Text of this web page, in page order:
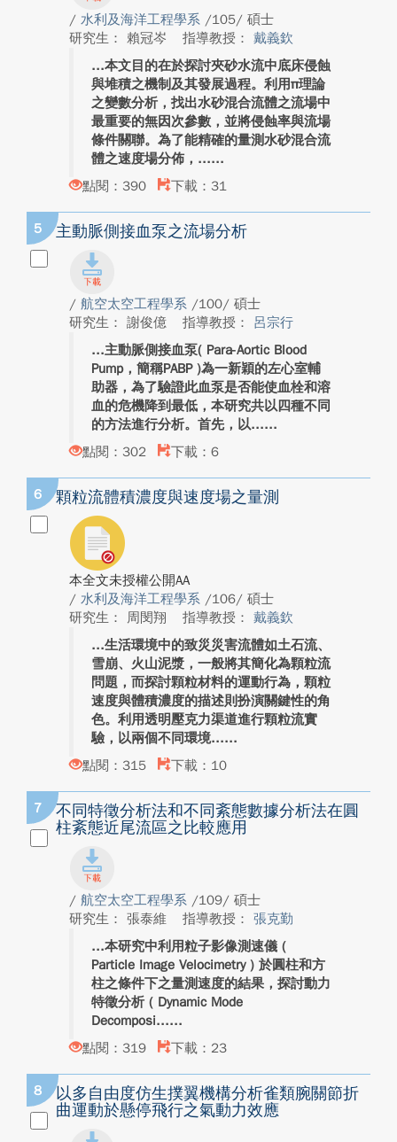
/ 水利及海洋工程學系 /105/ 碩士
研究生： 賴冠岑
指導教授： 戴義欽
本文目的在於探討夾砂水流中底床侵蝕
與堆積之機制及其發展過程。利用π理論
之變數分析，找出水砂混合流體之流場中
最重要的無因次參數，並將侵蝕率與流場
條件關聯。為了能精確的量測水砂混合流
體之速度場分佈，...
點閱：390
下載：31
5 主動脈側接血泵之流場分析
/ 航空太空工程學系 /100/ 碩士
研究生： 謝俊億
指導教授： 呂宗行
主動脈側接血泵( Para-Aortic Blood
Pump，簡稱PABP )為一新穎的左心室輔
助器，為了驗證此血泵是否能使血栓和溶
血的危機降到最低，本研究共以四種不同
的方法進行分析。首先，以...
點閱：302
下載：6
6 顆粒流體積濃度與速度場之量測
本全文未授權公開AA
/ 水利及海洋工程學系 /106/ 碩士
研究生： 周閔翔
指導教授： 戴義欽
生活環境中的致災災害流體如土石流、
雪崩、火山泥漿，一般將其簡化為顆粒流
問題，而探討顆粒材料的運動行為，顆粒
速度與體積濃度的描述則扮演關鍵性的角
色。利用透明壓克力渠道進行顆粒流實
驗，以兩個不同環境...
點閱：315
下載：10
7
不同特徵分析法和不同紊態數據分析法在圓
柱紊態近尾流區之比較應用
/ 航空太空工程學系 /109/ 碩士
研究生： 張泰維
指導教授： 張克勤
本研究中利用粒子影像測速儀 (
Particle Image Velocimetry ) 於圓柱和方
柱之條件下之量測速度的結果，探討動力
特徵分析 ( Dynamic Mode
Decomposi...
點閱：319
下載：23
8
以多自由度仿生撲翼機構分析雀類腕關節折
曲運動於懸停飛行之氣動力效應